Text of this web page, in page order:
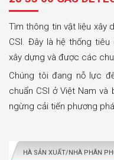
Tìm thông tin vật liệu xây
CSI. Đây là hệ thống
xây dựng và được các
Chúng tôi đang nỗ lực
chuẩn CSI ở Việt Nam
ngừng cải tiến phương
NHÀ SẢN XUẤT/NHÀ PHÂN